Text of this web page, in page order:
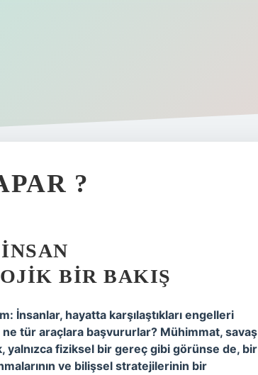
?
BIR BAKIŞ
İnsanlar, hayatta karşılaştıkları engelleri
tür araçlara başvururlar? Mühimmat, savaş
yalnızca fiziksel bir gereç gibi görünse de, bir
ve bilişsel stratejilerinin bir